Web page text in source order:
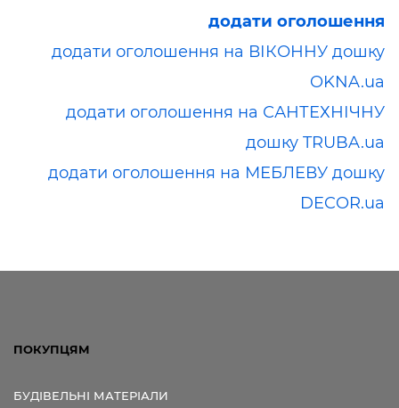
додати оголошення
додати оголошення на ВІКОННУ дошку
OKNA.ua
додати оголошення на САНТЕХНІЧНУ
дошку TRUBA.ua
додати оголошення на МЕБЛЕВУ дошку
DECOR.ua
ПОКУПЦЯМ
БУДІВЕЛЬНІ МАТЕРІАЛИ